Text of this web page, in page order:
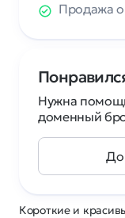
Короткие и
Продажа
Нужна
доменный